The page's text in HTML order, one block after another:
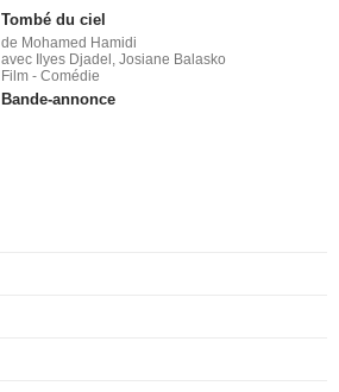
Tombé du ciel
de Mohamed Hamidi
avec Ilyes Djadel, Josiane Balasko
Film - Comédie
Bande-annonce